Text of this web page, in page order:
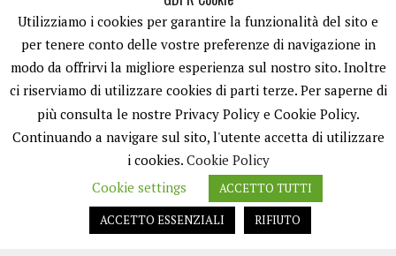
ISCRIVITI
Utilizziamo i cookies per garantire la funzionalità del sito e
per tenere conto delle vostre preferenze di navigazione in
modo da offrirvi la migliore esperienza sul nostro sito. Inoltre
ci riserviamo di utilizzare cookies di parti terze. Per saperne di
più consulta le nostre Privacy Policy e Cookie Policy.
Continuando a navigare sul sito, l'utente accetta di utilizzare
i cookies. Cookie Policy
Cookie settings
ACCETTO TUTTI
ACCETTO ESSENZIALI
RIFIUTO